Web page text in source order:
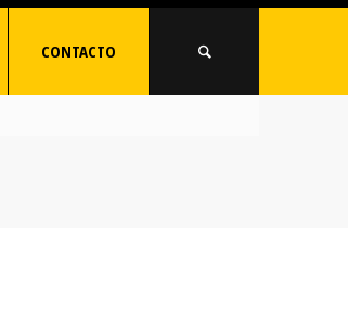
CONTACTO